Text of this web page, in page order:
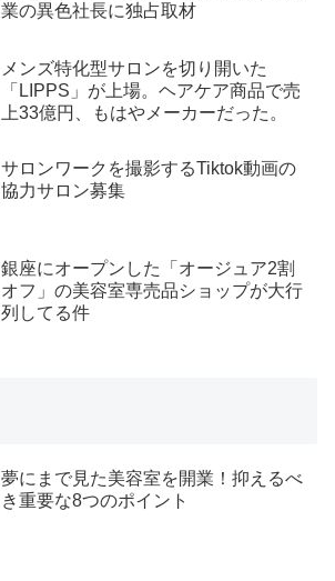
業の異色社長に独占取材
メンズ特化型サロンを切り開いた
「LIPPS」が上場。ヘアケア商品で売
上33億円、もはやメーカーだった。
サロンワークを撮影するTiktok動画の
協力サロン募集
銀座にオープンした「オージュア2割
オフ」の美容室専売品ショップが大行
列してる件
夢にまで見た美容室を開業！抑えるべ
き重要な8つのポイント